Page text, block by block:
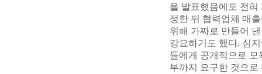
을 발표했음에도 전
정한 뒤 협력업체 매
위해 가짜로 만들어
강요하기도 했다. 심
들에게 공개적으로
부까지 요구한 것으로